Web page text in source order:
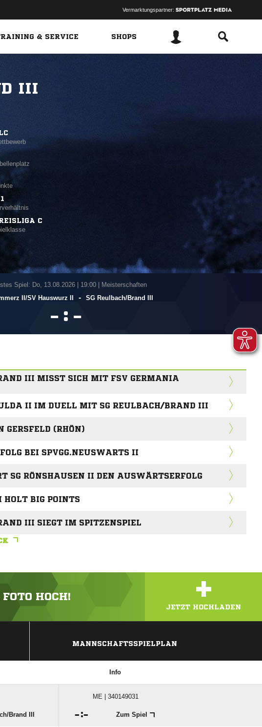
Vermarktungspartner:
& SERVICE SHOPS
III
C
Spiel: Do, 13.08.2026| 19:00 | Meisterschaften
II/​SV Hauswurz II
- SG Reulbach/​Brand III
 : 
III MISST SICH MIT FSV GERMANIA
II IM DUELL MIT SG REULBACH/BRAND III
(RHÖN)
BEI SPVGG.NEUSWARTS II
SG RÖNSHAUSEN II DEN AUSWÄRTSERFOLG
HOLT BIG POINTS
III SIEGT IM SPITZENSPIEL
HOCH! +
JETZT HOCHLADEN
MANNSCHAFTSSPIELPLAN
Info
ME | 340149031
​Brand III : Zum Spiel